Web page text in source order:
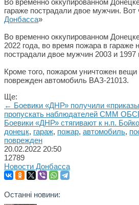
Во временно оккупированном
гараже пострадали двое мужчин. Вот
Донбасса»
Во временно оккупированном
2022 года, во время пожара в гараже
пострадали двое мужчин 2003 и 1997
Кроме того, пожаром уничтожен
поврежден автомобиль ВАЗ-21013.
Ще:
← Боевики «ДНР» получили
пропускать наблюдателей СММ
Боевики «ДНР» стягивают к н.п.
донецк, гараж, пожар, автомобиль,
поврежден
20.02.2022 20:50
12789
Новости Донбасса
Останні новини: